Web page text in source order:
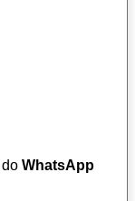
WhatsApp